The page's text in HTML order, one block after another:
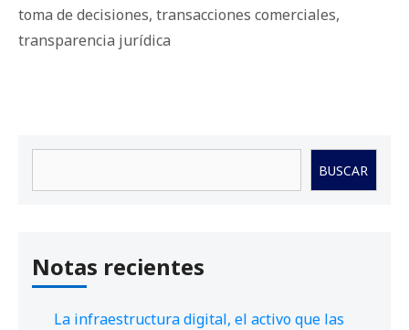
toma de decisiones, transacciones comerciales,
transparencia jurídica
BUSCAR
Notas recientes
La infraestructura digital, el activo que las